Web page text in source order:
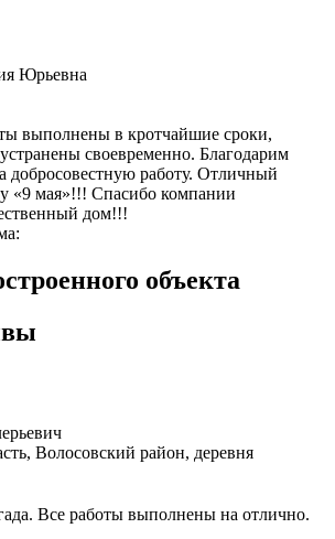
Юрьевна
выполнены в кротчайшие сроки,
своевременно. Благодарим
добросовестную работу. Отличный
«9 мая»!!! Спасибо компании
дом!!!
объекта
Волосовский район, деревня
Все работы выполнены на отлично.